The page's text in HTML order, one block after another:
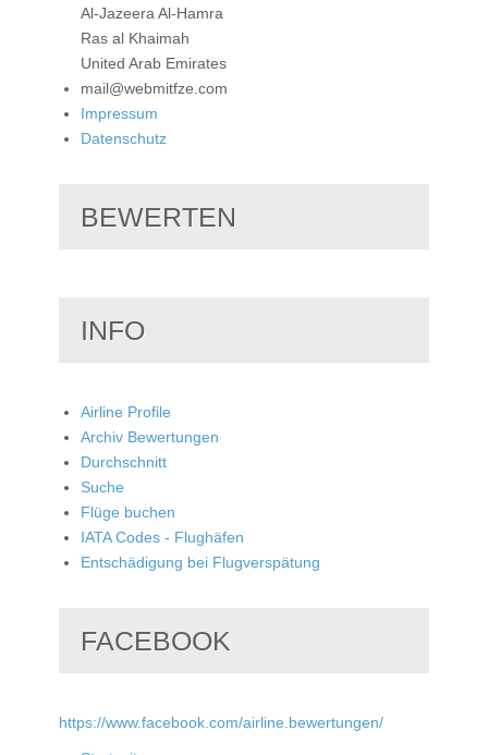
Al-Jazeera Al-Hamra
Ras al Khaimah
United Arab Emirates
mail@webmitfze.com
Impressum
Datenschutz
BEWERTEN
INFO
Airline Profile
Archiv Bewertungen
Durchschnitt
Suche
Flüge buchen
IATA Codes - Flughäfen
Entschädigung bei Flugverspätung
FACEBOOK
https://www.facebook.com/airline.bewertungen/